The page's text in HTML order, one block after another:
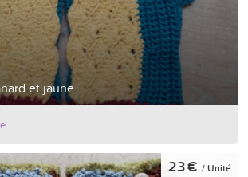
et jaune
23 € / Unité